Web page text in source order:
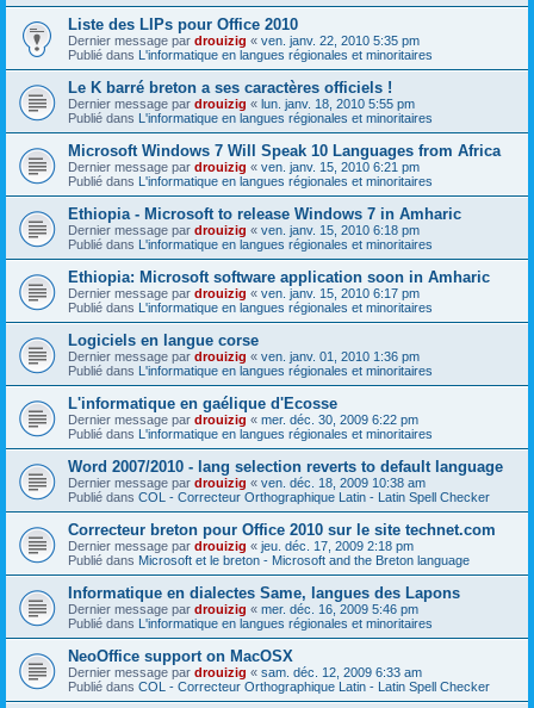
Liste des LIPs pour Office 2010
Dernier message par drouizig « ven. janv. 22, 2010 5:35 pm
Publié dans L'informatique en langues régionales et minoritaires
Le K barré breton a ses caractères officiels !
Dernier message par drouizig « lun. janv. 18, 2010 5:55 pm
Publié dans L'informatique en langues régionales et minoritaires
Microsoft Windows 7 Will Speak 10 Languages from Africa
Dernier message par drouizig « ven. janv. 15, 2010 6:21 pm
Publié dans L'informatique en langues régionales et minoritaires
Ethiopia - Microsoft to release Windows 7 in Amharic
Dernier message par drouizig « ven. janv. 15, 2010 6:18 pm
Publié dans L'informatique en langues régionales et minoritaires
Ethiopia: Microsoft software application soon in Amharic
Dernier message par drouizig « ven. janv. 15, 2010 6:17 pm
Publié dans L'informatique en langues régionales et minoritaires
Logiciels en langue corse
Dernier message par drouizig « ven. janv. 01, 2010 1:36 pm
Publié dans L'informatique en langues régionales et minoritaires
L'informatique en gaélique d'Ecosse
Dernier message par drouizig « mer. déc. 30, 2009 6:22 pm
Publié dans L'informatique en langues régionales et minoritaires
Word 2007/2010 - lang selection reverts to default language
Dernier message par drouizig « ven. déc. 18, 2009 10:38 am
Publié dans COL - Correcteur Orthographique Latin - Latin Spell Checker
Correcteur breton pour Office 2010 sur le site technet.com
Dernier message par drouizig « jeu. déc. 17, 2009 2:18 pm
Publié dans Microsoft et le breton - Microsoft and the Breton language
Informatique en dialectes Same, langues des Lapons
Dernier message par drouizig « mer. déc. 16, 2009 5:46 pm
Publié dans L'informatique en langues régionales et minoritaires
NeoOffice support on MacOSX
Dernier message par drouizig « sam. déc. 12, 2009 6:33 am
Publié dans COL - Correcteur Orthographique Latin - Latin Spell Checker